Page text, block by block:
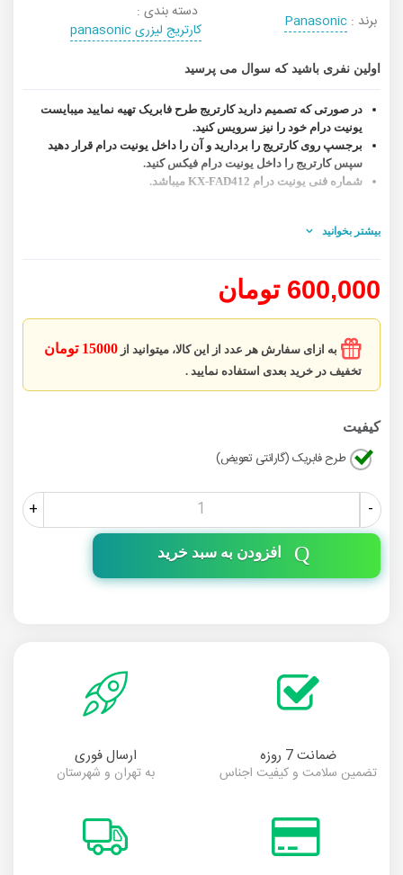
برند : Panasonic
دسته بندی :
کارتریج لیزری panasonic
اولین نفری باشید که سوال می پرسید
در صورتی که تصمیم دارید کارتریج طرح فابریک تهیه نمایید میبایست
یونیت درام خود را نیز سرویس کنید.
برجسپ روی کارتریج را بردارید و آن را داخل یونیت درام قرار دهید
سپس کارتریج را داخل یونیت درام فیکس کنید.
شماره فنی یونیت درام KX-FAD412 میباشد.
بیشتر بخوانید
600,000 تومان
به ازای سفارش هر عدد از این کالا، میتوانید از 15000 تومان
تخفیف در خرید بعدی استفاده نمایید .
کیفیت
طرح فابریک (گارانتی تعویض)
-
+
افزودن به سبد خرید
ضمانت 7 روزه
تضمین سلامت و کیفیت اجناس
ارسال فوری
به تهران و شهرستان